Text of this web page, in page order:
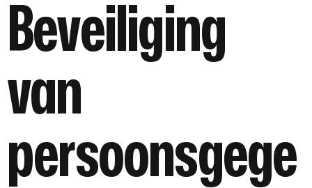
Beveiliging
van
persoonsgege